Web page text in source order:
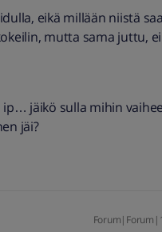
eikä millään niistä saa
mutta sama juttu, ei
jäikö sulla mihin
jäi?